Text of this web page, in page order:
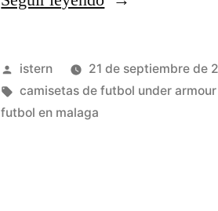
bonitas
futbol»
Publicado
por
istern 21 de septiembre de
Etiquetas:
camisetas de futbol under
futbol en malaga